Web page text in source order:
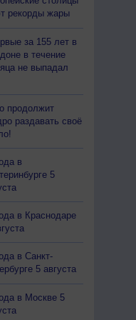
рекорды жары
за 155 лет в
в течение
не выпадал
продолжит
раздавать своё
в
5
в Краснодаре
в Санкт-
5 августа
в Москве 5